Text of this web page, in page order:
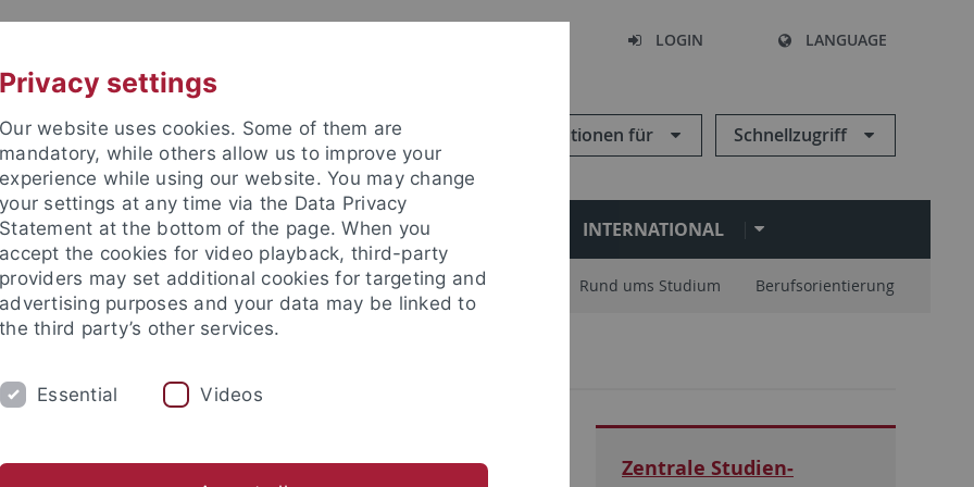
LOGIN LANGUAGE
Informationen für Schnellzugriff
FORSCHUNG EINRICHTUNGEN INTERNATIONAL
und Immatrikulation Beratung und Info Studienorganisation Rund ums Studium Berufsorientierung
Info
Zentrale Studien­
Privacy settings
Our website uses cookies. Some of them are
mandatory, while others allow us to improve your
experience while using our website. You may change
your settings at any time via the Data Privacy
Statement at the bottom of the page. When you
accept the cookies for video playback, third-party
providers may set additional cookies for targeting and
advertising purposes and your data may be linked to
the third party’s other services.
Essential Videos